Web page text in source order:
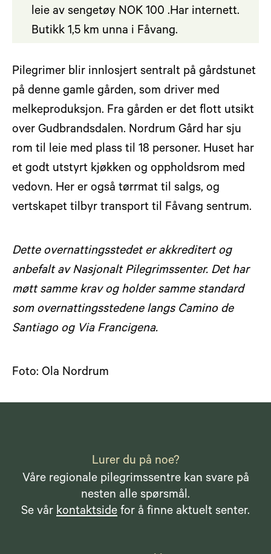
leie av sengetøy NOK 100 .Har internett.
Butikk 1,5 km unna i Fåvang.
Pilegrimer blir innlosjert sentralt på gårdstunet
på denne gamle gården, som driver med
melkeproduksjon. Fra gården er det flott utsikt
over Gudbrandsdalen. Nordrum Gård har sju
rom til leie med plass til 18 personer. Huset har
et godt utstyrt kjøkken og oppholdsrom med
vedovn. Her er også tørrmat til salgs, og
vertskapet tilbyr transport til Fåvang sentrum.
Dette overnattingsstedet er akkreditert og
anbefalt av Nasjonalt Pilegrimssenter. Det har
møtt samme krav og holder samme standard
som overnattingsstedene langs Camino de
Santiago og Via Francigena.
Foto: Ola Nordrum
Lurer du på noe?
Våre regionale pilegrimssentre kan svare på
nesten alle spørsmål.
Se vår kontaktside for å finne aktuelt senter.